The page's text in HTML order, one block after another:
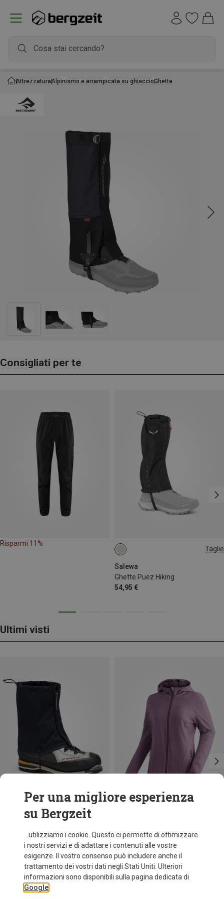
AttrezzaturaAlpinismo e arrampicata su ghiaccioGhette
Consigliati per te
Risparmi 11%
Taglie
Salewa
Ghette Puez Hiking
54,95 €
L
Ultimi visti
Risparmi 10%
Per una migliore esperienza
su Bergzeit
...utilizziamo i cookie. Questo ci permette di ottimizzare
i nostri servizi e di adattare i contenuti alle vostre
esigenze. Il vostro consenso può includere anche il
trattamento dei vostri dati negli Stati Uniti. Ulteriori
informazioni sono disponibili sulla pagina dedicata di
Google